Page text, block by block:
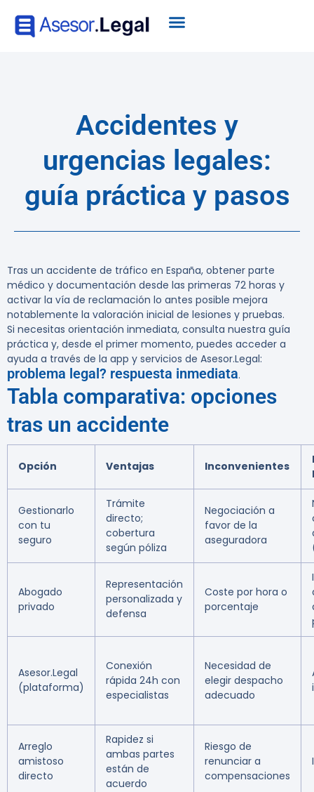
Accidentes y
urgencias legales:
guía práctica y pasos
Tras un accidente de tráfico en España, obtener parte
médico y documentación desde las primeras 72 horas y
activar la vía de reclamación lo antes posible mejora
notablemente la valoración inicial de lesiones y pruebas.
Si necesitas orientación inmediata, consulta nuestra guía
práctica y, desde el primer momento, puedes acceder a
ayuda a través de la app y servicios de Asesor.Legal:
problema legal? respuesta inmediata.
Tabla comparativa: opciones
tras un accidente
Opción Ventajas Inconvenientes
Gestionarlo
con tu
seguro
Trámite
directo;
cobertura
según póliza
Negociación a
favor de la
aseguradora
Abogado
privado
Representación
personalizada y
defensa
Coste por hora o
porcentaje
Asesor.Legal
(plataforma)
Conexión
rápida 24h con
especialistas
Necesidad de
elegir despacho
adecuado
Arreglo
amistoso
directo
Rapidez si
ambas partes
están de
acuerdo
Riesgo de
renunciar a
compensaciones